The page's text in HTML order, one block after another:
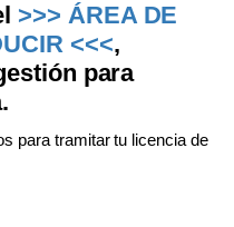
>>> ÁREA DE
<<<,
para
para tramitar tu licencia de